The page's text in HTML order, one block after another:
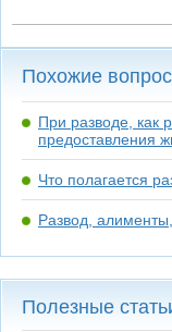
Похожие
При разводе, как
предоставления
Что полагается
Развод,
Полезные